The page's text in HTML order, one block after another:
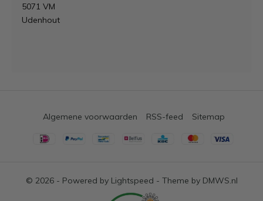
5071 VM
Udenhout
© 2026 - Powered by Lightspeed - Theme by DMWS.nl
Algemene voorwaarden RSS-feed Sitemap